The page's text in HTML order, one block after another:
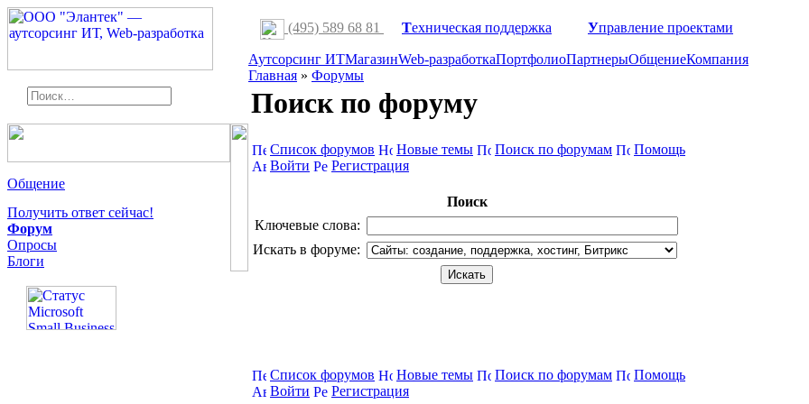
Общение
Получить ответ сейчас!
Форум
Опросы
Блоги
(495) 589 68 81 Техническая поддержка Управление проектами
Аутсорсинг ИТМагазинWeb-разработкаПортфолиоПартнерыОбщениеКомпания
Главная » Форумы
Поиск по форуму
Список форумов Новые темы Поиск по форумам
Помощь
Войти
Регистрация
Поиск
Ключевые слова:
Искать в форуме:
Список форумов Новые темы Поиск по форумам
Помощь
Войти
Регистрация